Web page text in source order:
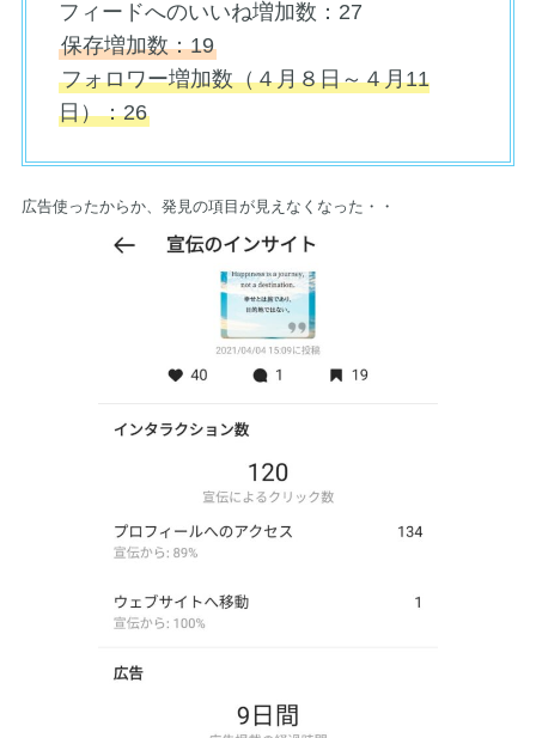
フィードへのいいね増加数：27
保存増加数：19
フォロワー増加数（４月８日～４月11
日）：26
広告使ったからか、発見の項目が見えなくなった・・